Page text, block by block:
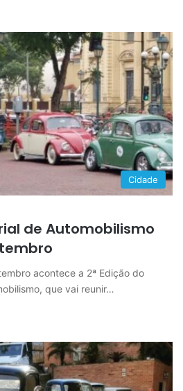
Cidade
de Automobilismo
acontece a 2ª Edição do
que vai reunir…